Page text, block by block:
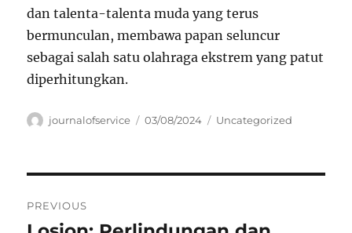
dan talenta-talenta muda yang terus
bermunculan, membawa papan seluncur
sebagai salah satu olahraga ekstrem yang patut
diperhitungkan.
Author
journalofservice
Posted
03/08/2024 Categories
Uncategorized
pos
PREVIOUS
Previous